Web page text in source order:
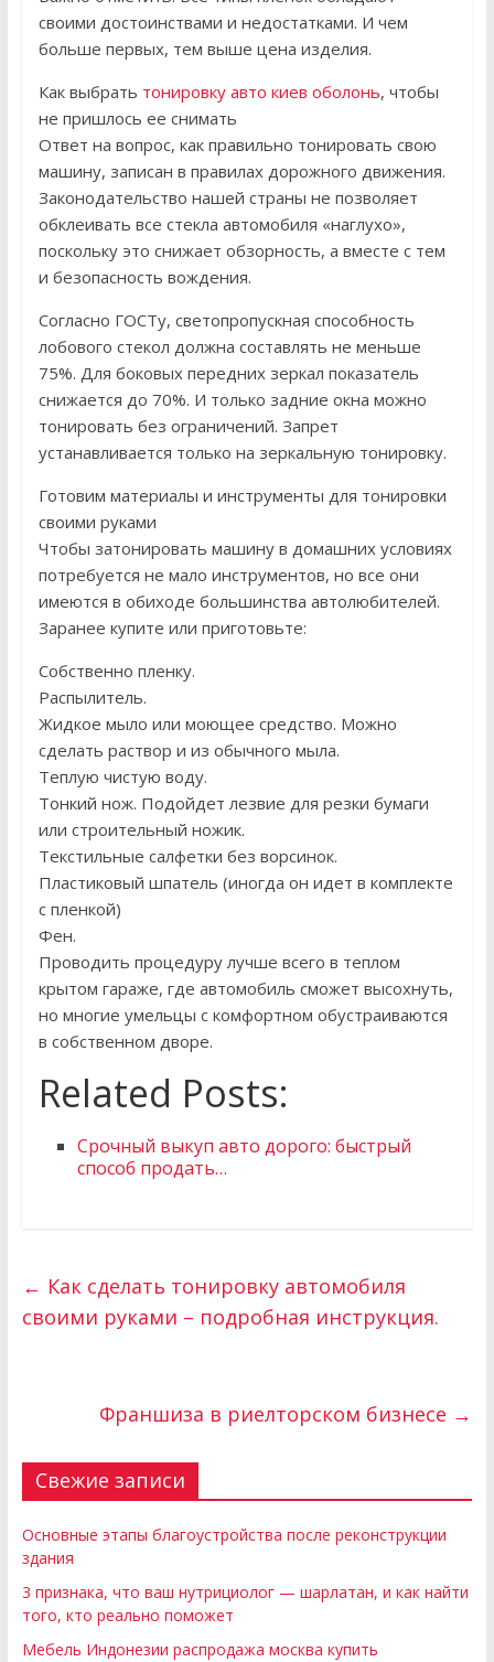
своими достоинствами и недостатками. И чем
больше первых, тем выше цена изделия.
Как выбрать тонировку авто киев оболонь, чтобы
не пришлось ее снимать
Ответ на вопрос, как правильно тонировать свою
машину, записан в правилах дорожного движения.
Законодательство нашей страны не позволяет
обклеивать все стекла автомобиля «наглухо»,
поскольку это снижает обзорность, а вместе с тем
и безопасность вождения.
Согласно ГОСТу, светопропускная способность
лобового стекол должна составлять не меньше
75%. Для боковых передних зеркал показатель
снижается до 70%. И только задние окна можно
тонировать без ограничений. Запрет
устанавливается только на зеркальную тонировку.
Готовим материалы и инструменты для тонировки
своими руками
Чтобы затонировать машину в домашних условиях
потребуется не мало инструментов, но все они
имеются в обиходе большинства автолюбителей.
Заранее купите или приготовьте:
Собственно пленку.
Распылитель.
Жидкое мыло или моющее средство. Можно
сделать раствор и из обычного мыла.
Теплую чистую воду.
Тонкий нож. Подойдет лезвие для резки бумаги
или строительный ножик.
Текстильные салфетки без ворсинок.
Пластиковый шпатель (иногда он идет в комплекте
с пленкой)
Фен.
Проводить процедуру лучше всего в теплом
крытом гараже, где автомобиль сможет высохнуть,
но многие умельцы с комфортном обустраиваются
в собственном дворе.
Related Posts:
Срочный выкуп авто дорого: быстрый
способ продать…
← Как сделать тонировку автомобиля
своими руками – подробная инструкция.
Франшиза в риелторском бизнесе →
Свежие записи
Основные этапы благоустройства после реконструкции
здания
3 признака, что ваш нутрициолог — шарлатан, и как найти
того, кто реально поможет
Мебель Индонезии распродажа москва купить